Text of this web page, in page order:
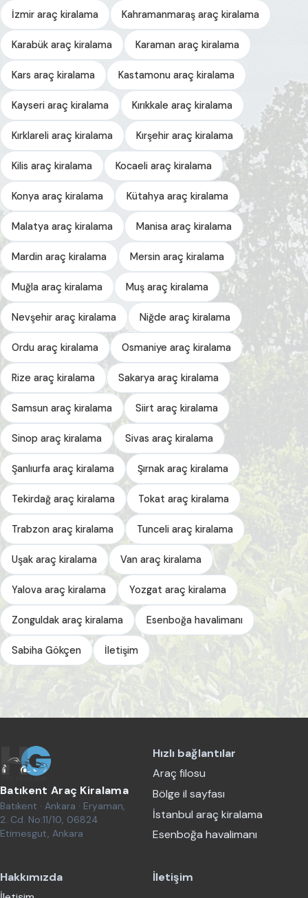
İzmir araç kiralama Kahramanmaraş araç kiralama
Karabük araç kiralama Karaman araç kiralama
Kars araç kiralama Kastamonu araç kiralama
Kayseri araç kiralama Kırıkkale araç kiralama
Kırklareli araç kiralama Kırşehir araç kiralama
Kilis araç kiralama Kocaeli araç kiralama
Konya araç kiralama Kütahya araç kiralama
Malatya araç kiralama Manisa araç kiralama
Mardin araç kiralama Mersin araç kiralama
Muğla araç kiralama Muş araç kiralama
Nevşehir araç kiralama Niğde araç kiralama
Ordu araç kiralama Osmaniye araç kiralama
Rize araç kiralama Sakarya araç kiralama
Samsun araç kiralama Siirt araç kiralama
Sinop araç kiralama Sivas araç kiralama
Şanlıurfa araç kiralama Şırnak araç kiralama
Tekirdağ araç kiralama Tokat araç kiralama
Trabzon araç kiralama Tunceli araç kiralama
Uşak araç kiralama Van araç kiralama
Yalova araç kiralama Yozgat araç kiralama
Zonguldak araç kiralama Esenboğa havalimanı
Sabiha Gökçen İletişim
Batıkent Araç Kiralama
Batıkent · Ankara · Eryaman,
2. Cd. No:11/10, 06824
Etimesgut, Ankara
Hızlı bağlantılar
Araç filosu
Bölge il sayfası
İstanbul araç kiralama
Esenboğa havalimanı
Hakkımızda
İletişim